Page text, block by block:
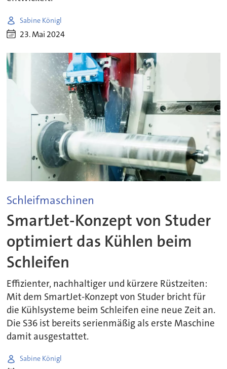
Sabine Königl
23. Mai 2024
Schleifmaschinen
SmartJet-Konzept von Studer
optimiert das Kühlen beim
Schleifen
Effizienter, nachhaltiger und kürzere Rüstzeiten:
Mit dem SmartJet-Konzept von Studer bricht für
die Kühlsysteme beim Schleifen eine neue Zeit an.
Die S36 ist bereits serienmäßig als erste Maschine
damit ausgestattet.
Sabine Königl